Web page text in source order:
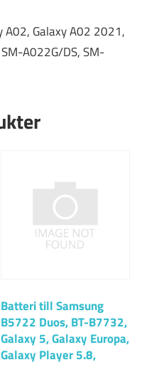
A02, Galaxy A02 2021,
A022G/DS, SM-
Batteri till Samsung
B5722 Duos, BT-B7732,
Galaxy 5, Galaxy Europa,
Galaxy Player 5.8,